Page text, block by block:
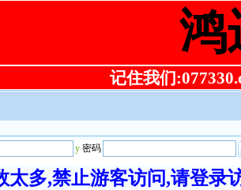
鸿
记住我们
太多,禁止游客访问,请登